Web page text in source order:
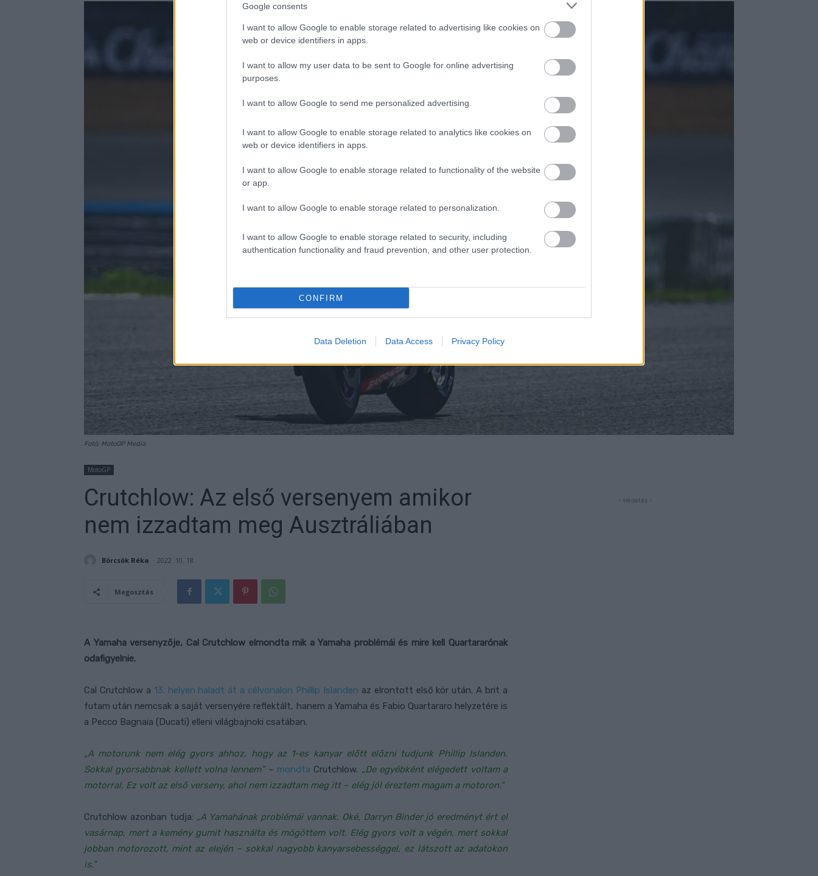
Google consents
I want to allow Google to enable storage related to advertising like cookies on
web or device identifiers in apps.
I want to allow my user data to be sent to Google for online advertising
purposes.
I want to allow Google to send me personalized advertising.
I want to allow Google to enable storage related to analytics like cookies on
web or device identifiers in apps.
I want to allow Google to enable storage related to functionality of the website
or app.
I want to allow Google to enable storage related to personalization.
I want to allow Google to enable storage related to security, including
authentication functionality and fraud prevention, and other user protection.
CONFIRM
Data Deletion Data Access Privacy Policy